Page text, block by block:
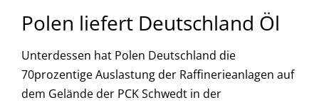
Polen liefert Deutschland Öl
Unterdessen hat Polen Deutschland die
70prozentige Auslastung der Raffinerieanlagen auf
dem Gelände der PCK Schwedt in der